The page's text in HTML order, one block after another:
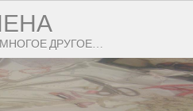
ДРУГОЕ…